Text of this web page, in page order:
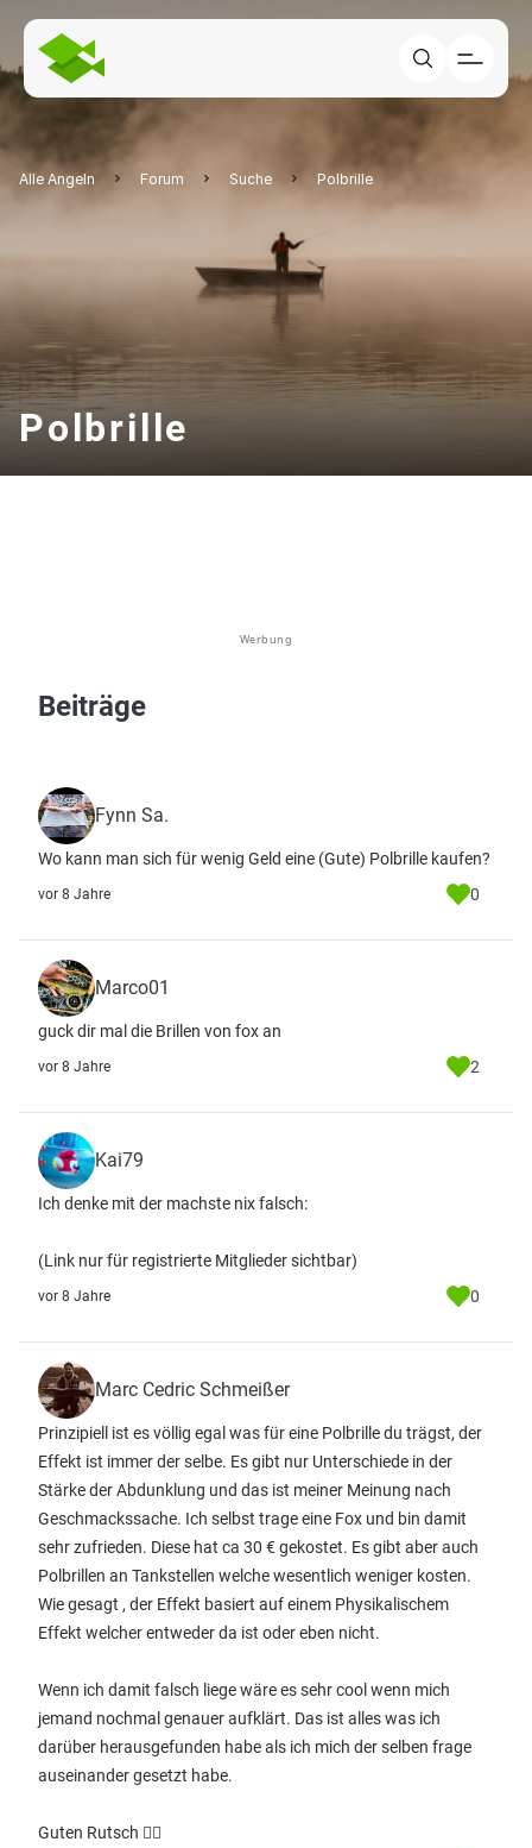
Alle Angeln Forum Suche Polbrille
Polbrille
Werbung
Beiträge
Fynn Sa.
Wo kann man sich für wenig Geld eine (Gute) Polbrille kaufen?
vor 8 Jahre 0
Marco01
guck dir mal die Brillen von fox an
vor 8 Jahre 2
Kai79
Ich denke mit der machste nix falsch:
(Link nur für registrierte Mitglieder sichtbar)
vor 8 Jahre 0
Marc Cedric Schmeißer
Prinzipiell ist es völlig egal was für eine Polbrille du trägst, der
Effekt ist immer der selbe. Es gibt nur Unterschiede in der
Stärke der Abdunklung und das ist meiner Meinung nach
Geschmackssache. Ich selbst trage eine Fox und bin damit
sehr zufrieden. Diese hat ca 30 € gekostet. Es gibt aber auch
Polbrillen an Tankstellen welche wesentlich weniger kosten.
Wie gesagt , der Effekt basiert auf einem Physikalischem
Effekt welcher entweder da ist oder eben nicht.
Wenn ich damit falsch liege wäre es sehr cool wenn mich
jemand nochmal genauer aufklärt. Das ist alles was ich
darüber herausgefunden habe als ich mich der selben frage
auseinander gesetzt habe.
Guten Rutsch ✌🏻